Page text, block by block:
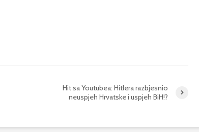
Hit sa Youtubea: Hitlera razbjesnio
neuspjeh Hrvatske i uspjeh BiH!?